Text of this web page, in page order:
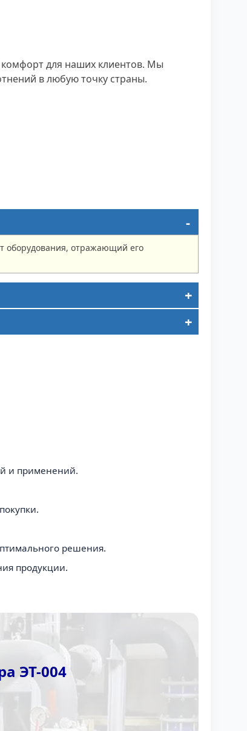
комфорт для наших клиентов. Мы
в любую точку страны.
оборудования, отражающий его
и применений.
решения.
продукции.
ЭТ-004